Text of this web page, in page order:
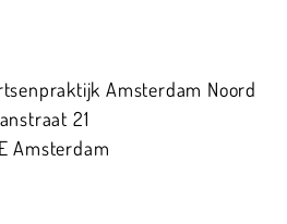
Amsterdam Noord
21
Amsterdam